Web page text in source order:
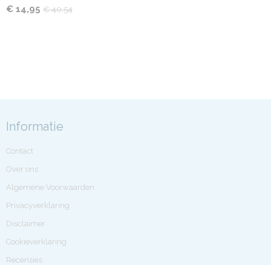
€ 14,95 € 40,54
Informatie
Contact
Over ons
Algemene Voorwaarden
Privacyverklaring
Disclaimer
Cookieverklaring
Recensies